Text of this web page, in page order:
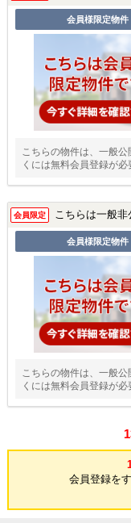
会員様限定物件
こちらの物件は、一般
くには無料会員登録が必
会員限定 こちらは一般非
会員様限定物件
こちらの物件は、一般
くには無料会員登録が必
会員登録を